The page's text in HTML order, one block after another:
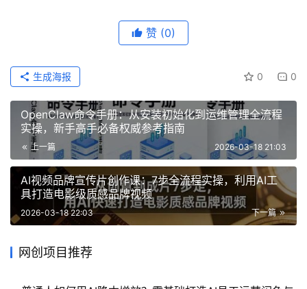
赞 (0)
0 0
生成海报
OpenClaw命令手册：从安装初始化到运维管理全流程
实操，新手高手必备权威参考指南
上一篇 2026-03-18 21:03
AI视频品牌宣传片创作课：7步全流程实操，利用AI工
具打造电影级质感品牌视频
下一篇
2026-03-18 22:03
网创项目推荐